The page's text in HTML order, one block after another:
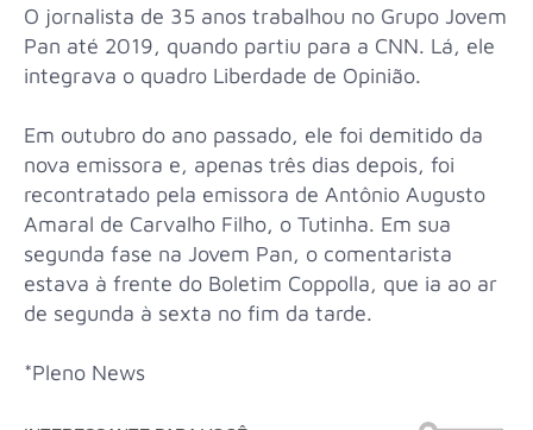
O jornalista de 35 anos trabalhou no Grupo Jovem
Pan até 2019, quando partiu para a CNN. Lá, ele
integrava o quadro Liberdade de Opinião.
Em outubro do ano passado, ele foi demitido da
nova emissora e, apenas três dias depois, foi
recontratado pela emissora de Antônio Augusto
Amaral de Carvalho Filho, o Tutinha. Em sua
segunda fase na Jovem Pan, o comentarista
estava à frente do Boletim Coppolla, que ia ao ar
de segunda à sexta no fim da tarde.
*Pleno News